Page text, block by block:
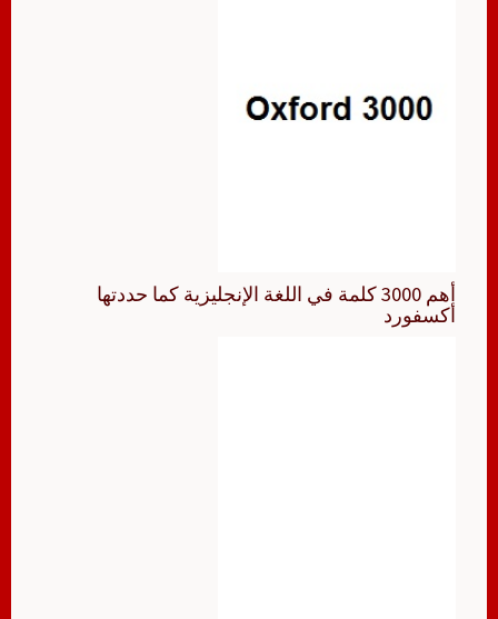
أهم 3000 كلمة في اللغة الإنجليزية كما حددتها
أكسفورد